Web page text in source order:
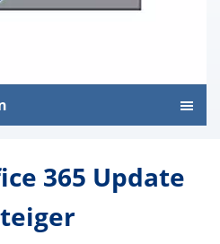
365 Update